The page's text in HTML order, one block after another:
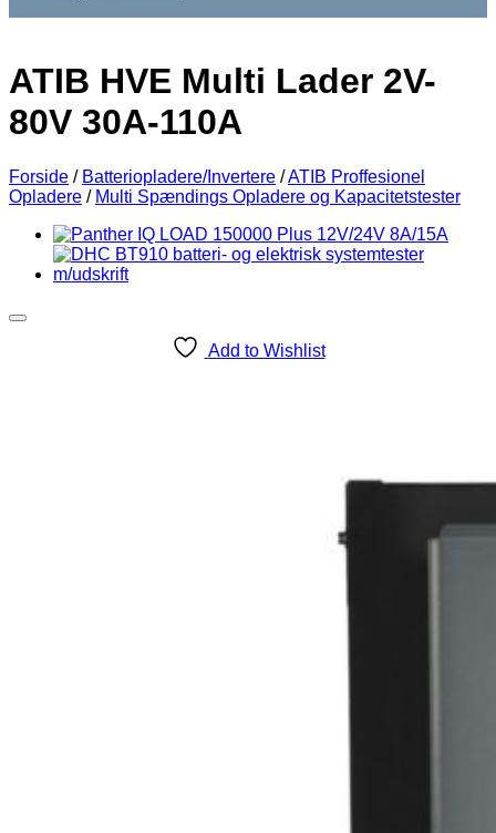
ATIB HVE Multi Lader 2V-
80V 30A-110A
Forside / Batteriopladere/Invertere /ATIB Proffesionel
Opladere / Multi Spændings Opladere og Kapacitetstester
Add to Wishlist